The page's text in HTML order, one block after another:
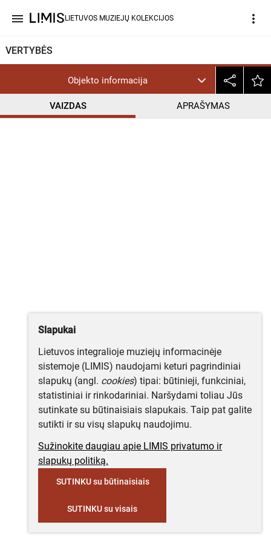
menu LIETUVOS MUZIEJŲ KOLEKCIJOS more_vert
VERTYBĖS
Objekto informacija
VAIZDAS APRAŠYMAS
Slapukai
Lietuvos integralioje muziejų informacinėje
sistemoje (LIMIS) naudojami keturi pagrindiniai
slapukų (angl. cookies) tipai: būtinieji, funkciniai,
statistiniai ir rinkodariniai. Naršydami toliau Jūs
sutinkate su būtinaisiais slapukais. Taip pat galite
sutikti ir su visų slapukų naudojimu.
Sužinokite daugiau apie LIMIS privatumo ir
slapukų politiką.
SUTINKU su būtinaisiais
SUTINKU su visais